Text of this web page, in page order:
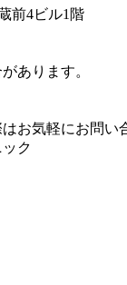
前4ビル1階
あります。
お気軽にお問い
ク